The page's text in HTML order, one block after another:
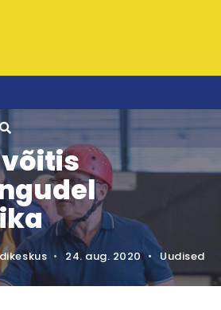
• 24. aug. 2020 • Uudised